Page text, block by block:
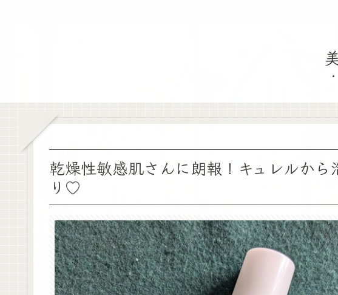
乾燥性敏感肌さんに朗報！キュレルか
り♡